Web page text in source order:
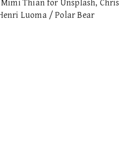
Thian for Unsplash, Chris
Luoma / Polar Bear